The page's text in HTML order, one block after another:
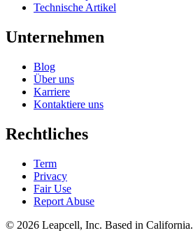
Technische Artikel
Unternehmen
Blog
Über uns
Karriere
Kontaktiere uns
Rechtliches
Term
Privacy
Fair Use
Report Abuse
© 2026 Leapcell, Inc. Based in California.